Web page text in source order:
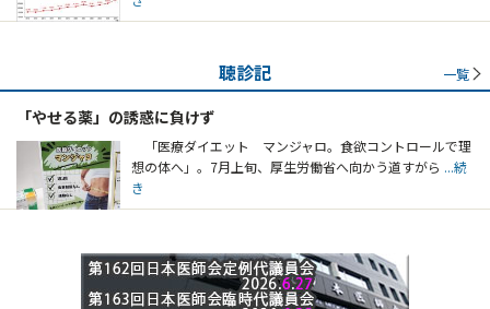
聴診記 一覧
「やせる薬」の誘惑に負けず
「医療ダイエット マンジャロ。食欲コントロールで理
想の体へ」。7月上旬、厚生労働省へ向かう道すがら ...続
き